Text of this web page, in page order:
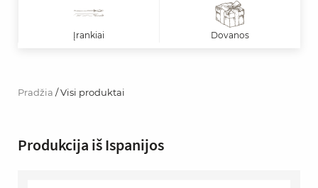
Įrankiai Dovanos
Pradžia / Visi produktai
Produkcija iš Ispanijos